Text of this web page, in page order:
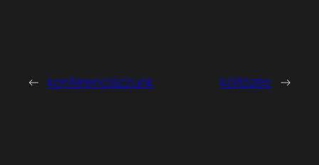
← konferenciázzunk költözés →